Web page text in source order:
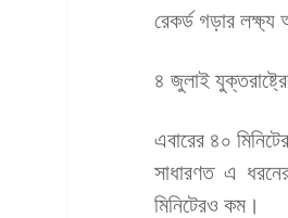
রেকর্ড গড়ার লক্ষ্য
৪ জুলাই
এবারের ৪০
সাধারণত এ
মিনিটেরও কম।